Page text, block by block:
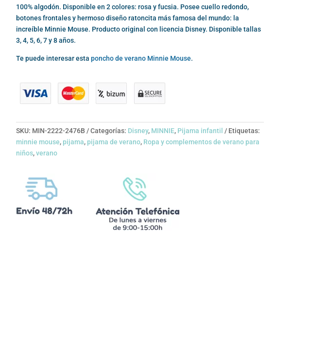
100% algodón. Disponible en 2 colores: rosa y fucsia. Posee cuello redondo,
botones frontales y hermoso diseño ratoncita más famosa del mundo: la
increíble Minnie Mouse. Producto original con licencia Disney. Disponible tallas
3, 4, 5, 6, 7 y 8 años.
Te puede interesar esta poncho de verano Minnie Mouse.
SKU: MIN-2222-2476B Categorías: Disney, MINNIE, Pijama infantil
Etiquetas:
minnie mouse, pijama, pijama de verano, Ropa y complementos de verano para
niños,verano